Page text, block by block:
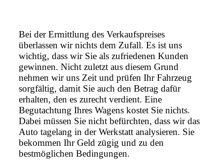
Bei der Ermittlung des Verkaufspreises
überlassen wir nichts dem Zufall. Es ist uns
wichtig, dass wir Sie als zufriedenen Kunden
gewinnen. Nicht zuletzt aus diesem Grund
nehmen wir uns Zeit und prüfen Ihr Fahrzeug
sorgfältig, damit Sie auch den Betrag dafür
erhalten, den es zurecht verdient. Eine
Begutachtung Ihres Wagens kostet Sie nichts.
Dabei müssen Sie nicht befürchten, dass wir das
Auto tagelang in der Werkstatt analysieren. Sie
bekommen Ihr Geld zügig und zu den
bestmöglichen Bedingungen.